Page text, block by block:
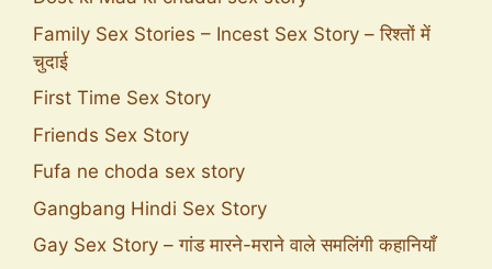
Family Sex Stories – Incest Sex Story – रिश्तों में
चुदाई
First Time Sex Story
Friends Sex Story
Fufa ne choda sex story
Gangbang Hindi Sex Story
Gay Sex Story – गांड मारने-मराने वाले समलिंगी कहानियाँ